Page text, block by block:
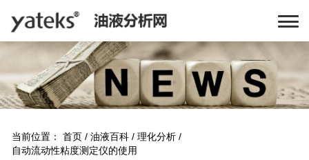
当前位置： 首页 / 油液百科 / 理化分析 /
自动流动性粘度测定仪的使用